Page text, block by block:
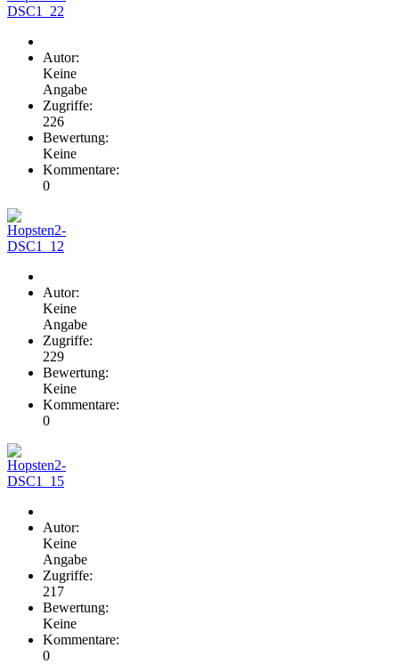
Autor:
Keine
Angabe
Zugriffe:
226
Bewertung:
Keine
Kommentare:
0
Autor:
Keine
Angabe
Zugriffe:
229
Bewertung:
Keine
Kommentare:
0
Autor:
Keine
Angabe
Zugriffe:
217
Bewertung:
Keine
Kommentare:
0